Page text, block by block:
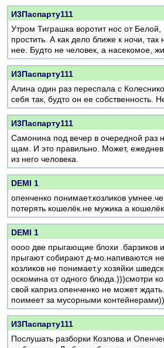
И3Паспарту111
Утром Тиграшка воротит нос от Белой,
простить. А как дело ближе к ночи, так
нее. Будто не человек, а насекомое,
И3Паспарту111
Алина один раз переспала с
себя так, будто он ее собственность.
И3Паспарту111
Самонина под вечер в очередной раз
щам. И это правильно. Может,
из него человека.
DEMI 1
опенченко понимает.козликов
потерять кошелёк.не мужика а кошелёк
DEMI 1
оооо две прыгающие блохи .барзиков
прыгают собирают д-мо.напиваются
козликов не понимает.у хозяйки
оскомина от одного блюда.)))смотри
свой каприз.опенченко не может
поимеет за мусорными
И3Паспарту111
Послушать разборки Козлова и